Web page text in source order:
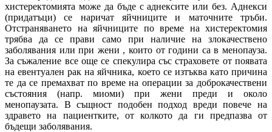
хистеректомията може да бъде с аднексите или без. Аднекси
(придатъци) се наричат яйчниците и маточните тръби.
Отстраняването на яйчниците по време на хистеректомия
трябва да се прави само при наличие на злокачествено
заболявания или при жени , които от години са в менопауза.
За съжаление все още се спекулира със страховете от появата
на евентуален рак на яйчника, което се изтъква като причина
те да се премахват по време на операции за доброкачествени
състояния (напр. миоми) при жени преди и около
менопаузата. В същност подобен подход вреди повече на
здравето на пациентките, от колкото да ги предпазва от
бъдещи заболявания.